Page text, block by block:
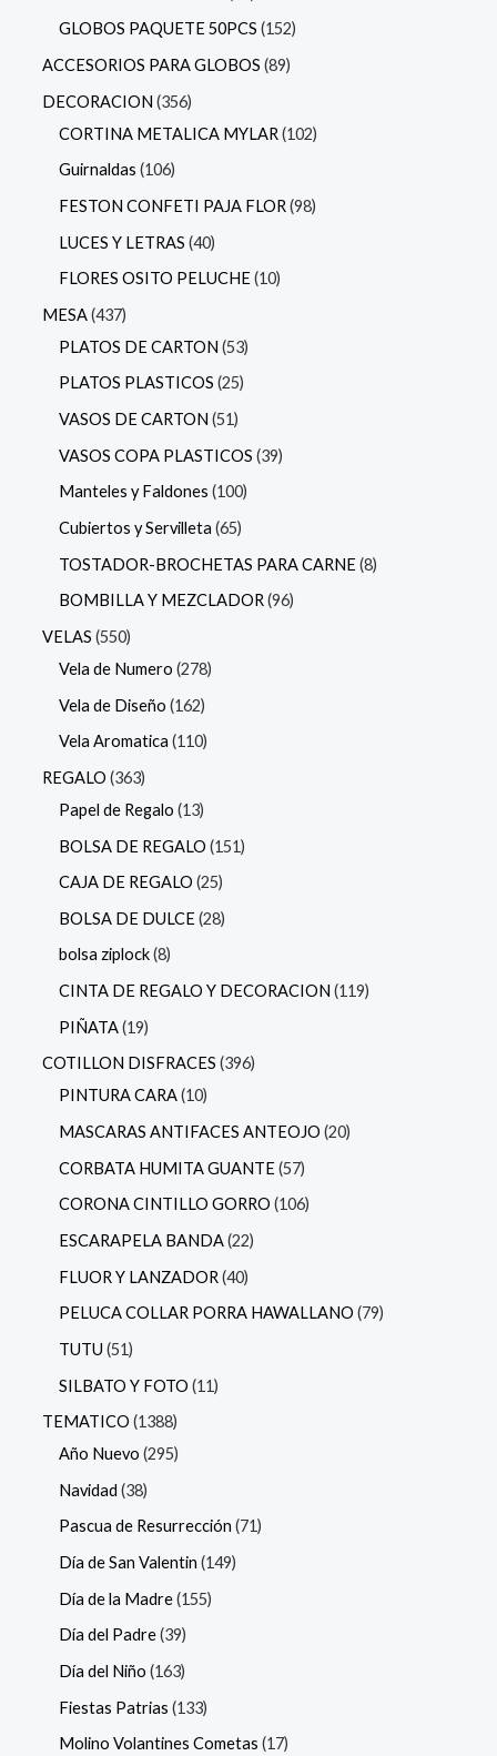
GLOBOS PAQUETE 50PCS 152
ACCESORIOS PARA GLOBOS 89
DECORACION 356
CORTINA METALICA MYLAR 102
Guirnaldas 106
FESTON CONFETI PAJA FLOR 98
LUCES Y LETRAS 40
FLORES OSITO PELUCHE 10
MESA 437
PLATOS DE CARTON 53
PLATOS PLASTICOS 25
VASOS DE CARTON 51
VASOS COPA PLASTICOS 39
Manteles y Faldones 100
Cubiertos y Servilleta 65
TOSTADOR-BROCHETAS PARA CARNE 8
BOMBILLA Y MEZCLADOR 96
VELAS 550
Vela de Numero 278
Vela de Diseño 162
Vela Aromatica 110
REGALO 363
Papel de Regalo 13
BOLSA DE REGALO 151
CAJA DE REGALO 25
BOLSA DE DULCE 28
bolsa ziplock 8
CINTA DE REGALO Y DECORACION 119
PIÑATA 19
COTILLON DISFRACES 396
PINTURA CARA 10
MASCARAS ANTIFACES ANTEOJO 20
CORBATA HUMITA GUANTE 57
CORONA CINTILLO GORRO 106
ESCARAPELA BANDA 22
FLUOR Y LANZADOR 40
PELUCA COLLAR PORRA HAWALLANO 79
TUTU 51
SILBATO Y FOTO 11
TEMATICO 1388
Año Nuevo 295
Navidad 38
Pascua de Resurrección 71
Día de San Valentin 149
Día de la Madre 155
Día del Padre 39
Día del Niño 163
Fiestas Patrias 133
Molino Volantines Cometas 17